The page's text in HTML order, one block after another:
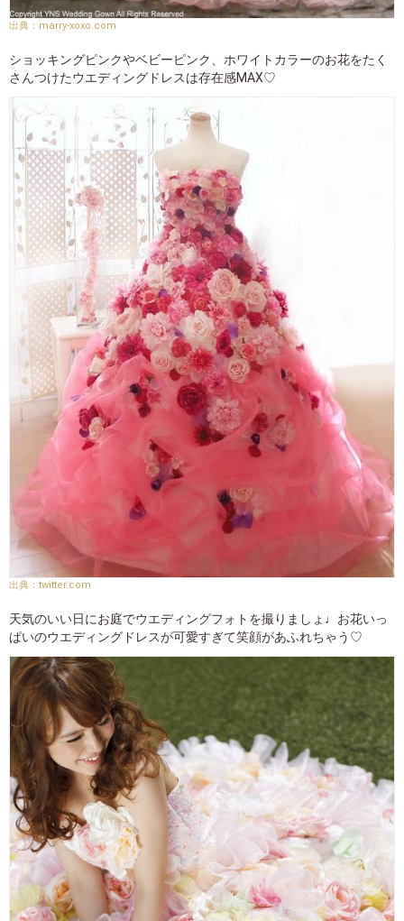
marry-xoxo.com
ショッキングピンクやベビーピンク、ホワイトカラーのお花をたく
さんつけたウエディングドレスは存在感MAX♡
twitter.com
天気のいい日にお庭でウエディングフォトを撮りましょ♩お花いっ
ぱいのウエディングドレスが可愛すぎて笑顔があふれちゃう♡